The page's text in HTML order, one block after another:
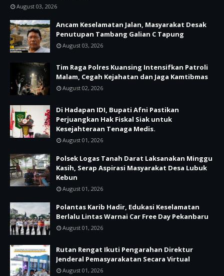
August 03, 2026
Ancam Keselamatan Jalan, Masyarakat Desak
Penutupan Tambang Galian C Tapung
August 03, 2026
Tim Raga Polres Kuansing Intensifkan Patroli
Malam, Cegah Kejahatan dan Jaga Kamtibmas
August 02, 2026
Di Hadapan IDI, Bupati Afni Pastikan
Perjuangkan Hak Fiskal Siak untuk
Kesejahteraan Tenaga Medis.
August 01, 2026
Polsek Logas Tanah Darat Laksanakan Minggu
Kasih, Serap Aspirasi Masyarakat Desa Lubuk
Kebun
August 01, 2026
Polantas Karib Hadir, Edukasi Keselamatan
Berlalu Lintas Warnai Car Free Day Pekanbaru
August 01, 2026
Rutan Rengat Ikuti Pengarahan Direktur
Jenderal Pemasyarakatan Secara Virtual
August 01, 2026